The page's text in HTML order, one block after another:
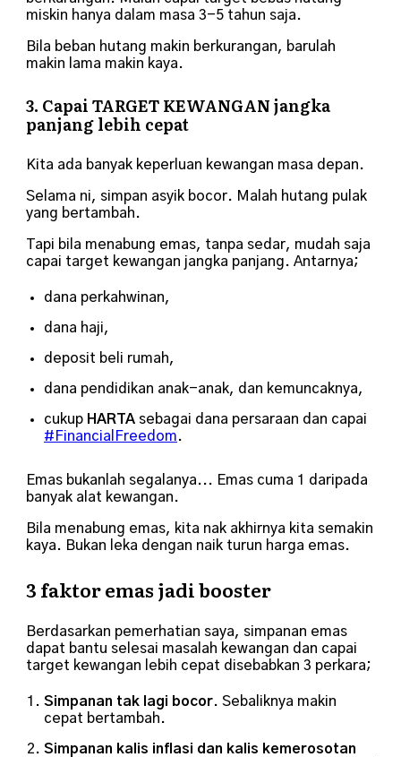
miskin hanya dalam masa 3-5 tahun saja.
Bila beban hutang makin berkurangan, barulah
makin lama makin kaya.
3. CapaiTARGET KEWANGANjangka
panjang lebih cepat
Kita ada banyak keperluan kewangan masa depan.
Selama ni, simpan asyik bocor. Malah hutang pulak
yang bertambah.
Tapi bila menabung emas, tanpa sedar, mudah saja
capai target kewangan jangka panjang. Antarnya;
dana perkahwinan,
dana haji,
deposit beli rumah,
dana pendidikan anak-anak, dan kemuncaknya,
cukup HARTA sebagai dana persaraan dan capai
#FinancialFreedom.
Emas bukanlah segalanya... Emas cuma 1 daripada
banyak alat kewangan.
Bila menabung emas, kita nak akhirnya kita semakin
kaya. Bukan leka dengan naik turun harga emas.
3 faktor emas jadi booster
Berdasarkan pemerhatian saya, simpanan emas
dapat bantu selesai masalah kewangan dan capai
target kewangan lebih cepat disebabkan 3 perkara;
Simpanan tak lagi bocor. Sebaliknya makin
cepat bertambah.
Simpanan kalis inflasi dan kalis kemerosotan